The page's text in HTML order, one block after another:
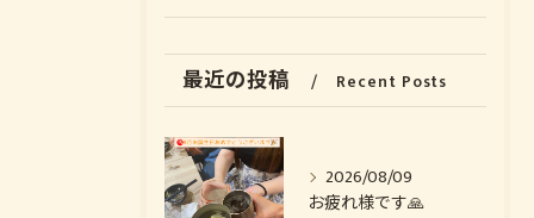
最近の投稿 Recent Posts
2026/08/09
お疲れ様です🙏